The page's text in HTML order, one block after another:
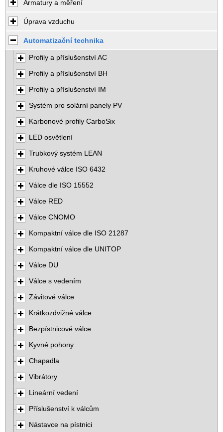
Armatury a měření
Úprava vzduchu
Automatizační technika
Profily a příslušenství AC
Profily a příslušenství BH
Profily a příslušenství IM
Systém pro solární panely PV
Karbonové profily CarboSix
LED osvětlení
Trubkový systém LEAN
Kruhové válce ISO 6432
Válce dle ISO 15552
Válce RED
Válce CNOMO
Kompaktní válce dle ISO 21287
Kompaktní válce dle UNITOP
Válce DU
Válce s vedením
Závitové válce
Krátkozdvižné válce
Bezpístnicové válce
Kyvné pohony
Chapadla
Vibrátory
Lineární vedení
Příslušenství k válcům
Nástavce na pístnici